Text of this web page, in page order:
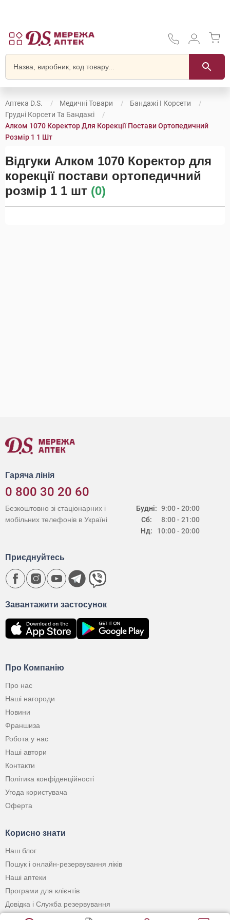
Аптека D.S. Медичні Товари
Бандажі І Корсети
Грудні Корсети Та Бандажі
Алком 1070 Коректор Для Корекції Постави Ортопедичний
Розмір 1 1 Шт
Відгуки Алком 1070 Коректор для
корекції постави ортопедичний
розмір 1 1 шт (0)
Гаряча лінія
0 800 30 20 60
Будні:
Сб:
Нд:
9:00 - 20:00
8:00 - 21:00
10:00 - 20:00
Безкоштовно зі стаціонарних і
мобільних телефонів в Україні
Про Компанію
Про нас
Наші нагороди
Новини
Франшиза
Робота у нас
Наші автори
Контакти
Політика конфіденційності
Угода користувача
Оферта
Корисно знати
Наш блог
Пошук і онлайн-резервування ліків
Наші аптеки
Програми для клієнтів
Довідка і Служба резервування
Застосунок
Завантажити застосунок
Приєднуйтесь